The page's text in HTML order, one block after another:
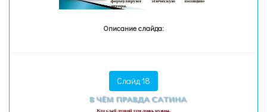
Описание слайда:
Слайд 18